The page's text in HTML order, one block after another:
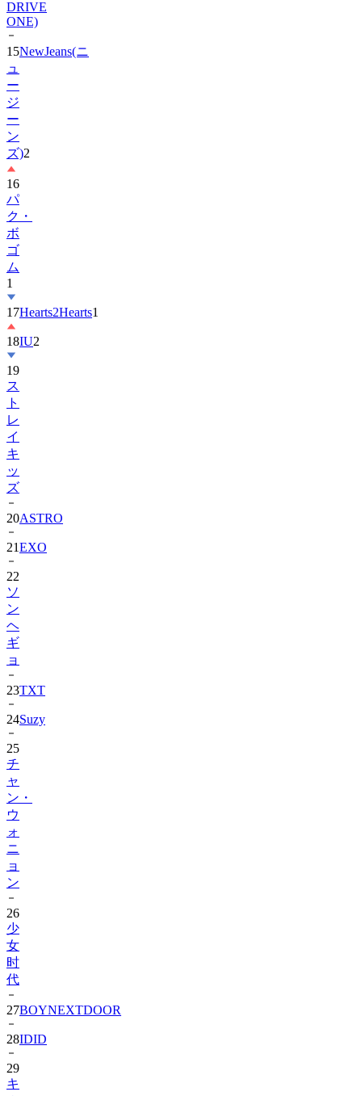
15NewJeans(ニ
ュ
ー
ジ
ー
ン
ズ)
16
パ
ク・
ボ
ゴ
ム
1
17
18IU2
19
ス
ト
レ
イ
キ
ッ
ズ
20
21EXO
22
ソ
ン
ヘ
ギ
ョ
23
24Suzy
25
チ
ャ
ン・
ウ
ォ
ニ
ョ
ン
26
少
女
时
代
27
28IDID
29
キ
ム・
ヘ